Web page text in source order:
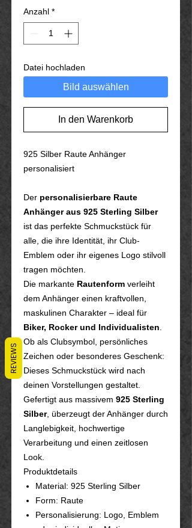
Anzahl *
Datei hochladen
Bild auswählen
In den Warenkorb
925 Silber Raute Anhänger
personalisiert
Der personalisierbare Raute
Anhänger aus 925 Sterling Silber
ist das perfekte Schmuckstück für
alle, die ihre Identität, ihr Club-
Emblem oder ihr eigenes Logo stilvoll
tragen möchten.
Die markante Rautenform verleiht
dem Anhänger einen kraftvollen,
maskulinen Charakter – ideal für
Biker, Rocker und Individualisten
Ob als Clubsymbol, persönliches
Zeichen oder besonderes Geschenk:
Dieses Schmuckstück wird nach
deinen Vorstellungen gestaltet.
Gefertigt aus massivem 925 Sterling
Silber, überzeugt der Anhänger durch
Langlebigkeit, hochwertige
Verarbeitung und einen zeitlosen
Look.
Produktdetails
Material: 925 Sterling Silber
Form: Raute
Personalisierung: Logo, Emblem
REVIEWS